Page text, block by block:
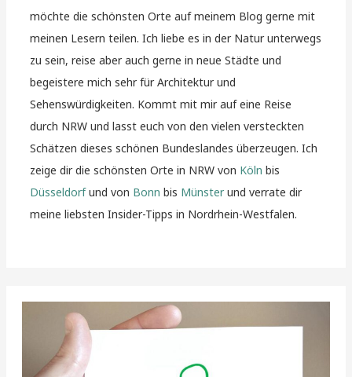
möchte die schönsten Orte auf meinem Blog gerne mit
meinen Lesern teilen. Ich liebe es in der Natur unterwegs
zu sein, reise aber auch gerne in neue Städte und
begeistere mich sehr für Architektur und
Sehenswürdigkeiten. Kommt mit mir auf eine Reise
durch NRW und lasst euch von den vielen versteckten
Schätzen dieses schönen Bundeslandes überzeugen. Ich
zeige dir die schönsten Orte in NRW von Köln bis
Düsseldorfund von Bonn bis Münsterund verrate dir
meine liebsten Insider-Tipps in Nordrhein-Westfalen.